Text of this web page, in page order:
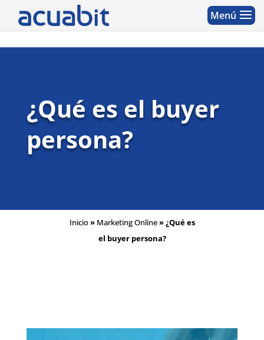
¿Qué es el buyer
persona?
Inicio» Marketing Online»¿Qué es
el buyer persona?